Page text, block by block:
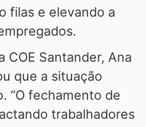
filas e elevando a
COE Santander, Ana
que a situação
“O fechamento de
trabalhadores